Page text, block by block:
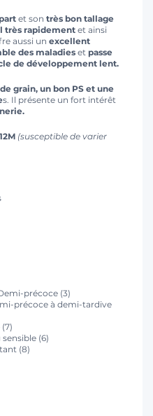
et son très bon tallage
très rapidement et ainsi
aussi un excellent
des maladies et passe
de développement lent.
grain, un bon PS et une
s. Il présente un fort intérêt
(susceptible de varier
précoce (3)
précoce à demi-tardive
sensible (6)
(8)